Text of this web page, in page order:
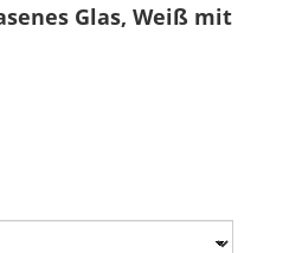
Glas, Weiß mit